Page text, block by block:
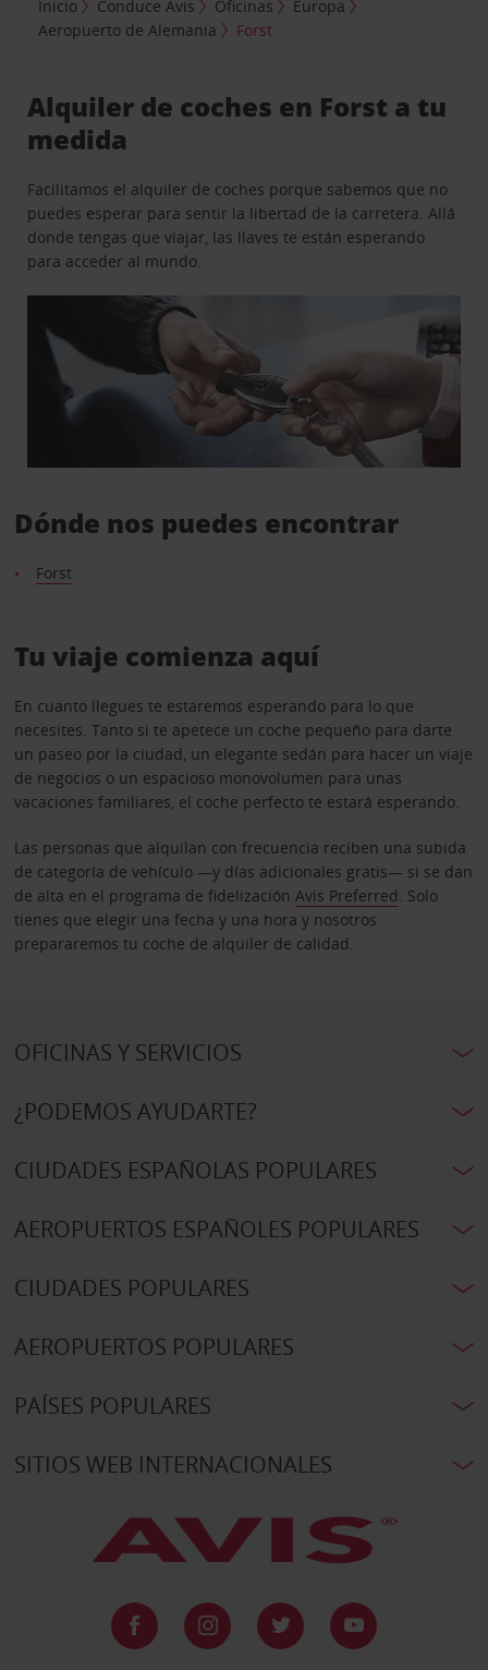
Inicio Conduce Avis Oficinas
Europa
Aeropuerto de Alemania
Forst
Alquiler de coches en Forst a tu
medida
Facilitamos el alquiler de coches porque sabemos que no
puedes esperar para sentir la libertad de la carretera. Allá
donde tengas que viajar, las llaves te están esperando
para acceder al mundo.
Dónde nos puedes encontrar
Forst
Tu viaje comienza aquí
En cuanto llegues te estaremos esperando para lo que
necesites. Tanto si te apetece un coche pequeño para darte
un paseo por la ciudad, un elegante sedán para hacer un viaje
de negocios o un espacioso monovolumen para unas
vacaciones familiares, el coche perfecto te estará esperando.
Las personas que alquilan con frecuencia reciben una subida
de categoría de vehículo —y días adicionales gratis— si se dan
de alta en el programa de fidelización Avis Preferred. Solo
tienes que elegir una fecha y una hora y nosotros
prepararemos tu coche de alquiler de calidad.
OFICINAS Y SERVICIOS
¿PODEMOS AYUDARTE?
CIUDADES ESPAÑOLAS POPULARES
AEROPUERTOS ESPAÑOLES POPULARES
CIUDADES POPULARES
AEROPUERTOS POPULARES
PAÍSES POPULARES
SITIOS WEB INTERNACIONALES